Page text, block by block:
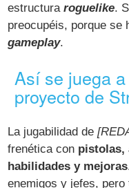
estructuraroguelike.
preocupéis, porque se
gameplay.
Así se juega
proyecto de
La jugabilidad de
frenética con pistolas,
habilidades y mejoras
enemigos y jefes,